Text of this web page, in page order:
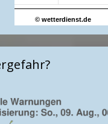
© wetterdienst.de